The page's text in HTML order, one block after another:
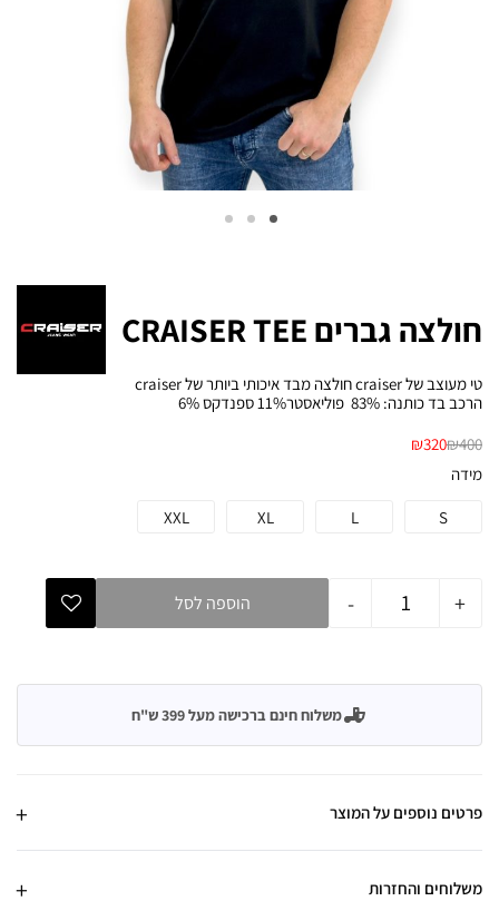
חולצה גברים CRAISER TEE
טי מעוצב של craiser חולצה מבד איכותי ביותר של craiser
הרכב בד כותנה: 83% פוליאסטר11% ספנדקס 6%
₪400
₪320
מידה
S
L
XL
XXL
- + הוספה לסל
משלוח חינם ברכישה מעל 399 ש"ח
פרטים נוספים על המוצר
משלוחים והחזרות